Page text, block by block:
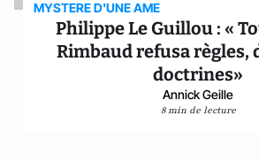
MYSTERE D'UNE AME
Philippe Le Guillou : «
Rimbaud refusa règles,
doctrines»
Annick Geille
8 min de lecture